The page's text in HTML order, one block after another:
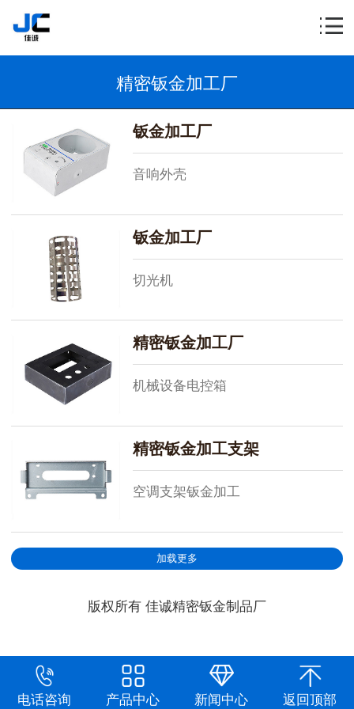
精密钣金加工厂
钣金加工厂
音响外壳
钣金加工厂
切光机
精密钣金加工厂
机械设备电控箱
精密钣金加工支架
空调支架钣金加工
加载更多
版权所有 佳诚精密钣金制品厂
电话咨询 产品中心 新闻中心 返回顶部